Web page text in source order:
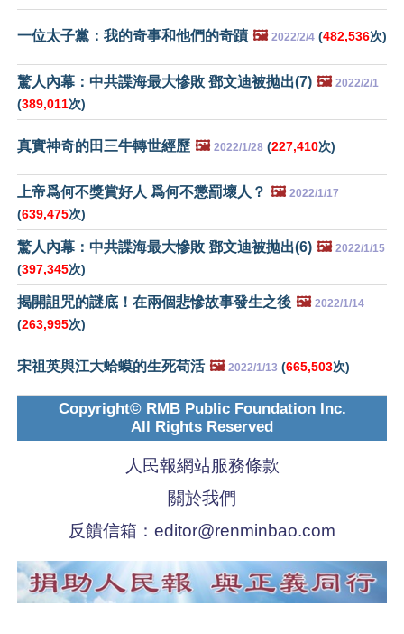
一位太子黨：我的奇事和他們的奇蹟 🖼️ 2022/2/4 (482,536次)
驚人內幕：中共諜海最大慘敗 鄧文迪被拋出(7) 🖼️ 2022/2/1
(389,011次)
真實神奇的田三牛轉世經歷 🖼️ 2022/1/28 (227,410次)
上帝爲何不獎賞好人 爲何不懲罰壞人？ 🖼️ 2022/1/17
(639,475次)
驚人內幕：中共諜海最大慘敗 鄧文迪被拋出(6) 🖼️ 2022/1/15
(397,345次)
揭開詛咒的謎底！在兩個悲慘故事發生之後 🖼️ 2022/1/14
(263,995次)
宋祖英與江大蛤蟆的生死苟活 🖼️ 2022/1/13 (665,503次)
Copyright© RMB Public Foundation Inc.
All Rights Reserved
人民報網站服務條款
關於我們
反饋信箱： editor@renminbao.com